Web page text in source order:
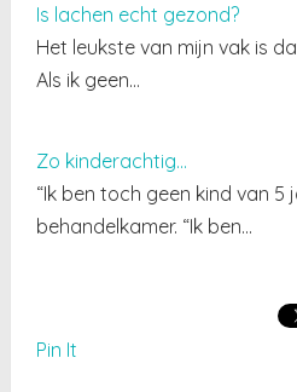
Is lachen echt gezond?
Het leukste van mijn vak is
Als ik geen…
Zo kinderachtig...
“Ik ben toch geen kind van 5
behandelkamer. “Ik ben…
Pin It